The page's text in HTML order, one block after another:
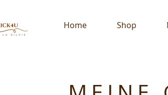
Home Shop